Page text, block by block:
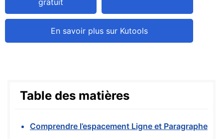
En savoir plus sur Kutools
Table des matières
Comprendre l’espacement Ligne et Paragraphe